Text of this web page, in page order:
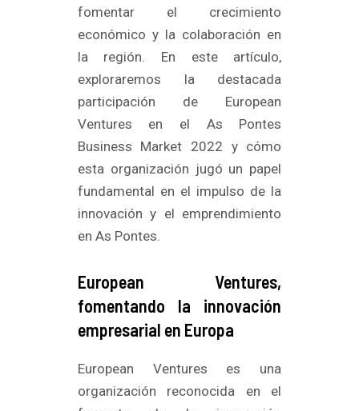
fomentar el crecimiento
económico y la colaboración en
la región. En este artículo,
exploraremos la destacada
participación de European
Ventures en el As Pontes
Business Market 2022 y cómo
esta organización jugó un papel
fundamental en el impulso de la
innovación y el emprendimiento
en As Pontes.
European Ventures,
fomentando la innovación
empresarial en Europa
European Ventures es una
organización reconocida en el